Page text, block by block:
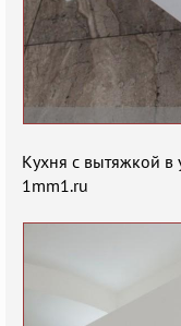
Кухня с вытяжкой в
1mm1.ru